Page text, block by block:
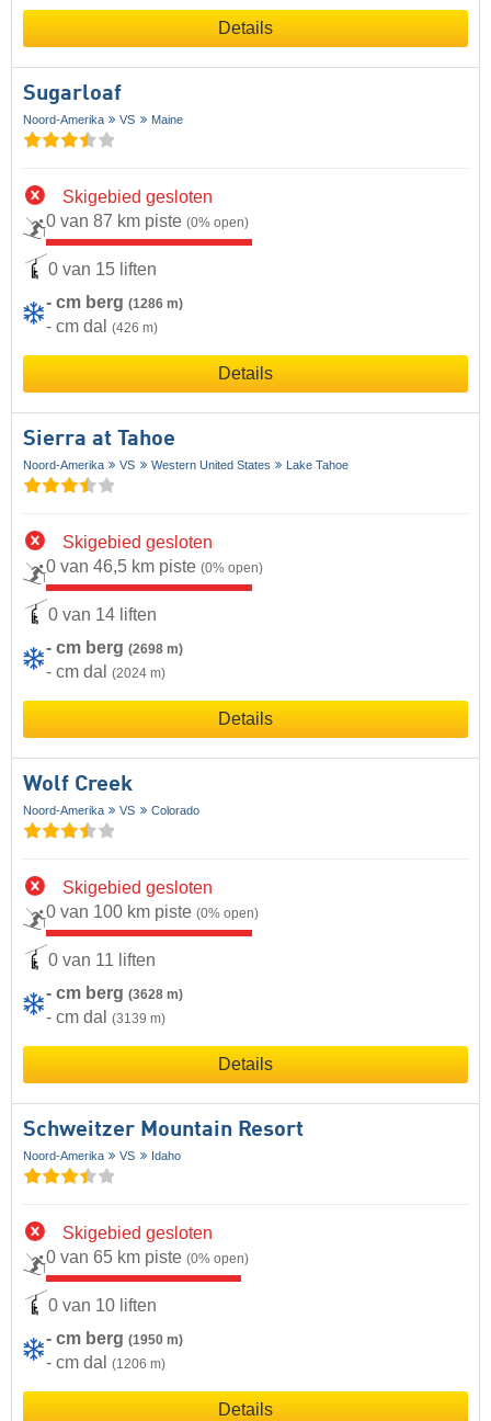
Details
Sugarloaf
Noord-Amerika VS Maine
Skigebied gesloten
0 van 87 km piste (0% open)
0 van 15 liften
- cm berg (1286 m)
- cm dal (426 m)
Details
Sierra at Tahoe
Noord-Amerika VS Western United States Lake Tahoe
Skigebied gesloten
0 van 46,5 km piste (0% open)
0 van 14 liften
- cm berg (2698 m)
- cm dal (2024 m)
Details
Wolf Creek
Noord-Amerika VS Colorado
Skigebied gesloten
0 van 100 km piste (0% open)
0 van 11 liften
- cm berg (3628 m)
- cm dal (3139 m)
Details
Schweitzer Mountain Resort
Noord-Amerika VS Idaho
Skigebied gesloten
0 van 65 km piste (0% open)
0 van 10 liften
- cm berg (1950 m)
- cm dal (1206 m)
Details